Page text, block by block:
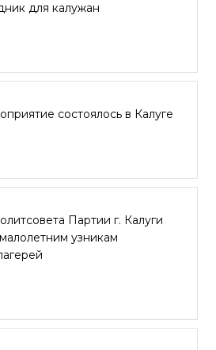
для калужан
состоялось в Калуге
Партии г. Калуги
узникам